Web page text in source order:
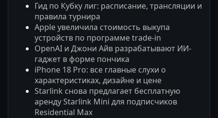
Гид по Кубку лиг: расписание, трансляции и
правила турнира
Apple увеличила стоимость выкупа
устройств по программе trade-in
OpenAI и Джони Айв разрабатывают ИИ-
гаджет в форме пончика
iPhone 18 Pro: все главные слухи о
характеристиках, дизайне и цене
Starlink снова предлагает бесплатную
аренду Starlink Mini для подписчиков
Residential Max